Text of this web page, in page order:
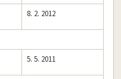
8. 2. 2012
5. 5. 2011